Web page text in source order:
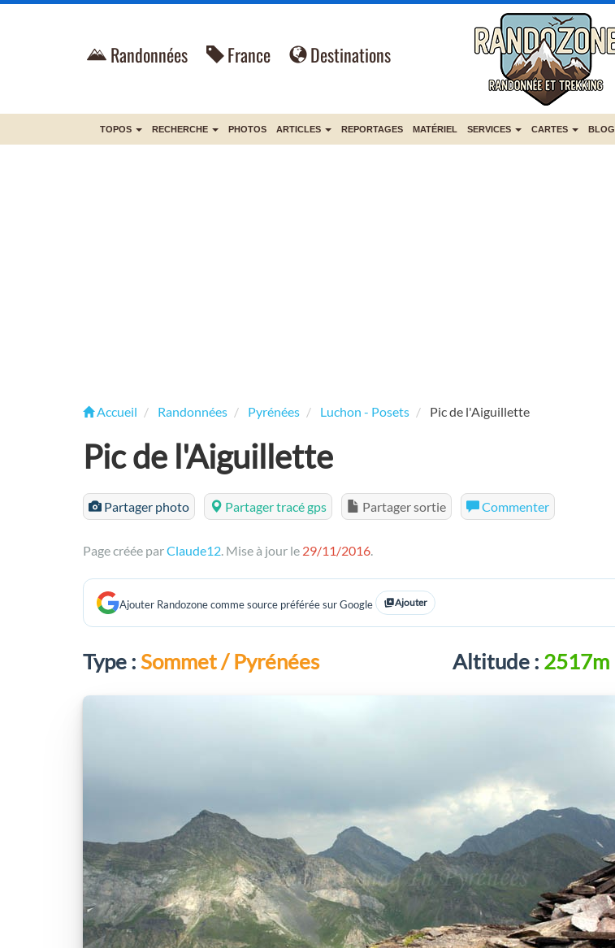
Randonnées France Destinations
TOPOS RECHERCHE PHOTOS ARTICLES REPORTAGES MATÉRIEL SERVICES CARTES BLOG
Accueil Randonnées Pyrénées Luchon - Posets Pic de l'Aiguillette
Pic de l'Aiguillette
Partager photo Partager tracé gps Partager sortie Commenter
Page créée parClaude12. Mise à jour le 29/11/2016.
Ajouter Randozone comme source préférée sur Google Ajouter
Type : Sommet / Pyrénées Altitude : 2517m